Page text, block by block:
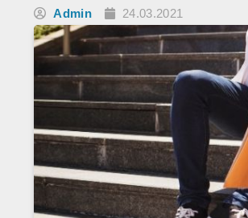
Admin 24.03.2021